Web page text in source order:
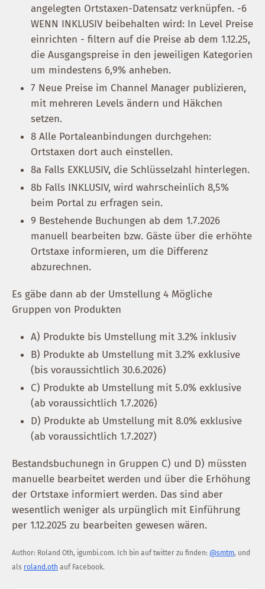
angelegten Ortstaxen-Datensatz verknüpfen. -6
WENN INKLUSIV beibehalten wird: In Level Preise
einrichten - filtern auf die Preise ab dem 1.12.25,
die Ausgangspreise in den jeweiligen Kategorien
um mindestens 6,9% anheben.
7 Neue Preise im Channel Manager publizieren,
mit mehreren Levels ändern und Häkchen
setzen.
8 Alle Portaleanbindungen durchgehen:
Ortstaxen dort auch einstellen.
8a Falls EXKLUSIV, die Schlüsselzahl hinterlegen.
8b Falls INKLUSIV, wird wahrscheinlich 8,5%
beim Portal zu erfragen sein.
9 Bestehende Buchungen ab dem 1.7.2026
manuell bearbeiten bzw. Gäste über die erhöhte
Ortstaxe informieren, um die Differenz
abzurechnen.
Es gäbe dann ab der Umstellung 4 Mögliche
Gruppen von Produkten
A) Produkte bis Umstellung mit 3.2% inklusiv
B) Produkte ab Umstellung mit 3.2% exklusive
(bis voraussichtlich 30.6.2026)
C) Produkte ab Umstellung mit 5.0% exklusive
(ab voraussichtlich 1.7.2026)
D) Produkte ab Umstellung mit 8.0% exklusive
(ab voraussichtlich 1.7.2027)
Bestandsbuchunegn in Gruppen C) und D) müssten
manuelle bearbeitet werden und über die Erhöhung
der Ortstaxe informiert werden. Das sind aber
wesentlich weniger als urpünglich mit Einführung
per 1.12.2025 zu bearbeiten gewesen wären.
Author: Roland Oth, igumbi.com. Ich bin auf twitter zu finden: @smtm, und
als roland.oth auf Facebook.